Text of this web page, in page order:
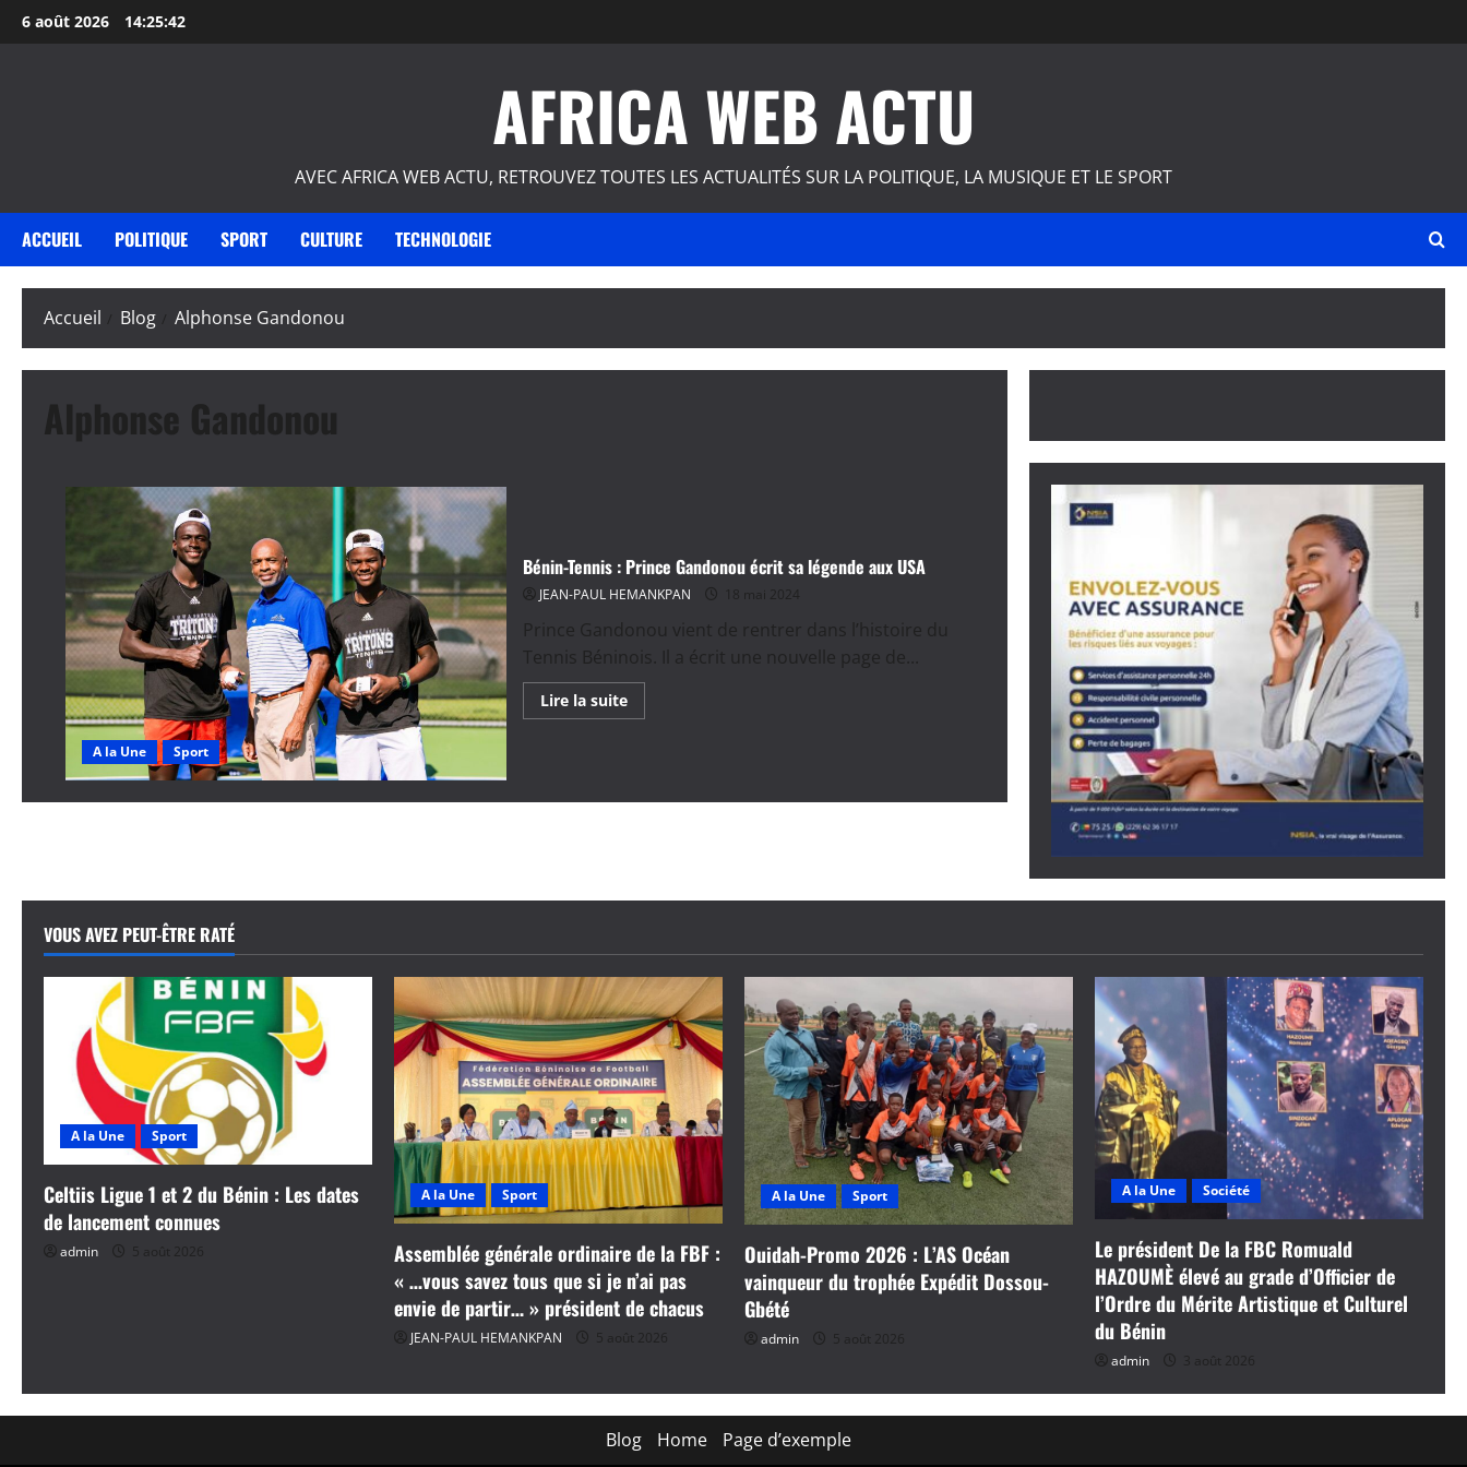
Aller
au
6 août 2026 14:25:42
AFRICA WEB ACTU
AVEC AFRICA WEB ACTU, RETROUVEZ TOUTES LES ACTUALITÉS SUR LA POLITIQUE, LA MUSIQUE ET LE SPORT
ACCUEIL POLITIQUE SPORT CULTURE TECHNOLOGIE
Accueil Blog Alphonse Gandonou
Alphonse Gandonou
A la Une Sport
Bénin-Tennis : Prince Gandonou écrit sa légende aux USA
JEAN-PAUL HEMANKPAN 18 mai 2024
Prince Gandonou vient de rentrer dans l’histoire du
Tennis Béninois. Il a écrit une nouvelle page de...
Lire la suiteEn
savoir
Prince
USA
VOUS AVEZ PEUT-ÊTRE RATÉ
A la Une Sport
Celtiis Ligue 1 et 2 du Bénin : Les dates
de lancement connues
admin 5 août 2026
A la Une Sport
Assemblée générale ordinaire de la FBF :
« …vous savez tous que si je n’ai pas
envie de partir… » président de chacus
JEAN-PAUL HEMANKPAN 5 août 2026
A la Une Sport
Ouidah-Promo 2026 : L’AS Océan
vainqueur du trophée Expédit Dossou-
Gbété
admin 5 août 2026
A la Une Société
Le président De la FBC Romuald
HAZOUMÈ élevé au grade d’Officier de
l’Ordre du Mérite Artistique et Culturel
du Bénin
admin 3 août 2026
Blog Home Page d’exemple